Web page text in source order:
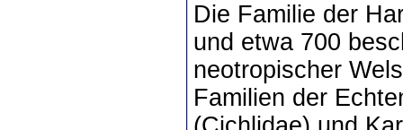
Die Familie der
und etwa 700
neotropischer
Familien der